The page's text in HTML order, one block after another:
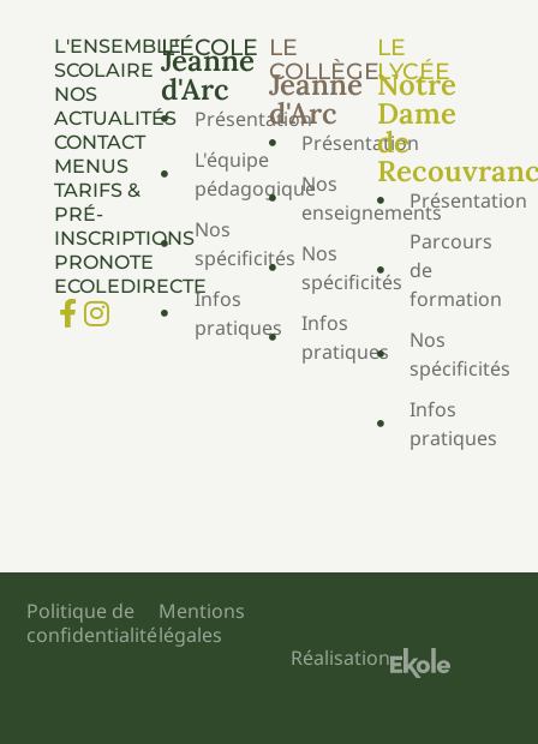
L'ENSEMBLE
SCOLAIRE
NOS
ACTUALITÉS
CONTACT
MENUS
TARIFS &
PRÉ-
INSCRIPTIONS
PRONOTE
ECOLEDIRECTE
L'ÉCOLE
Jeanne
d'Arc
Présentation
L'équipe
pédagogique
Nos
spécificités
Infos
pratiques
LE
COLLÈGE
Jeanne
d'Arc
Présentation
Nos
enseignements
Nos
spécificités
Infos
pratiques
LE
LYCÉE
Notre
Dame
de
Présentation
Parcours
de
formation
Nos
spécificités
Infos
pratiques
Politique de
confidentialité
Mentions
légales
Réalisation